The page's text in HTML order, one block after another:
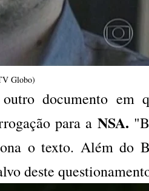
Globo)
documento em
para a NSA.
o texto. Além do
deste